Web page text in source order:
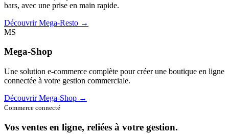
bars, avec une prise en main rapide.
Découvrir Mega-Resto →
MS
Mega-Shop
Une solution e-commerce complète pour créer une boutique en ligne
connectée à votre gestion commerciale.
Découvrir Mega-Shop →
Commerce connecté
Vos ventes en ligne, reliées à votre gestion.